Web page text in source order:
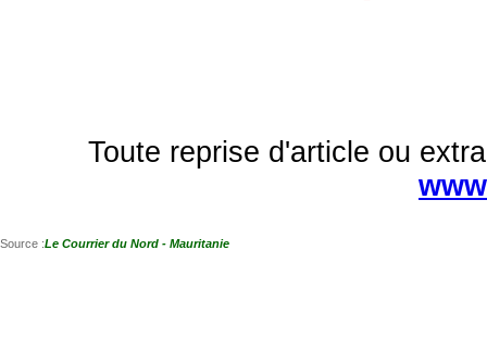
Toute reprise d'article ou
Source :Le Courrier du Nord - Mauritanie